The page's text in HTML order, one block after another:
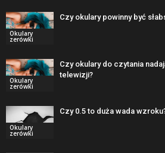
Okulary
zerówki
Czy okulary powinny być
Okulary
zerówki
Czy okulary do czytania
telewizji?
Okulary
zerówki
Czy 0.5 to duża wada